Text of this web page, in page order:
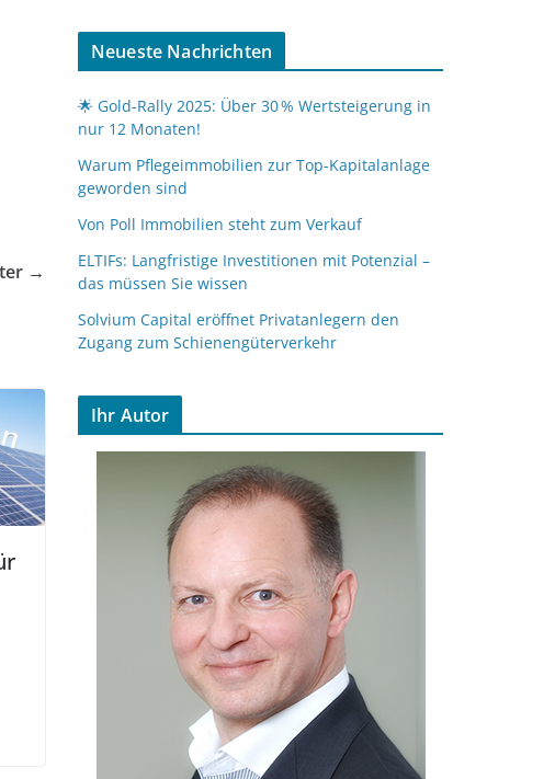
→
Neueste Nachrichten
🌟 Gold-Rally 2025: Über 30 % Wertsteigerung in
nur 12 Monaten!
Warum Pflegeimmobilien zur Top-Kapitalanlage
geworden sind
Von Poll Immobilien steht zum Verkauf
ELTIFs: Langfristige Investitionen mit Potenzial –
das müssen Sie wissen
Solvium Capital eröffnet Privatanlegern den
Zugang zum Schienengüterverkehr
Ihr Autor